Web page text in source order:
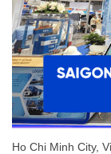
Ho Chi Minh City,